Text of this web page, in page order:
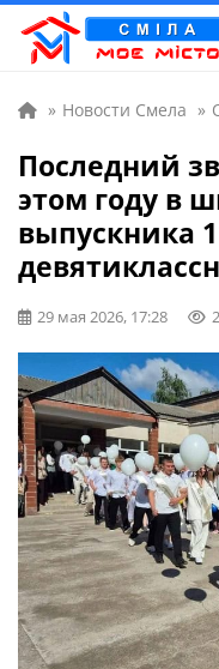
» Новости Смела »
Последний
этом году в
выпускника
29 мая 2026, 17:28